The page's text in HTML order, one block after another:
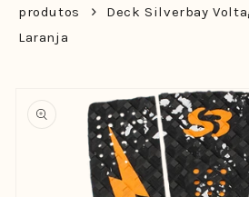
produtos
Deck Silverbay
Laranja
informações